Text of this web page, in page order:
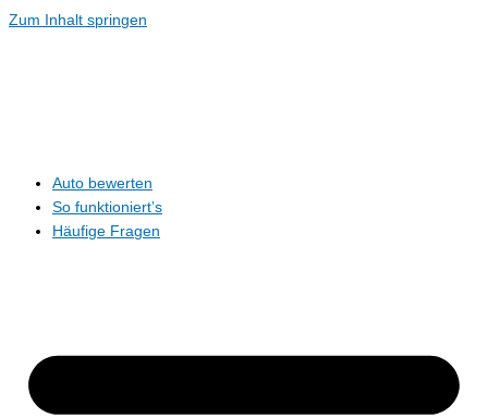
Zum Inhalt springen
Auto bewerten
So funktioniert’s
Häufige Fragen